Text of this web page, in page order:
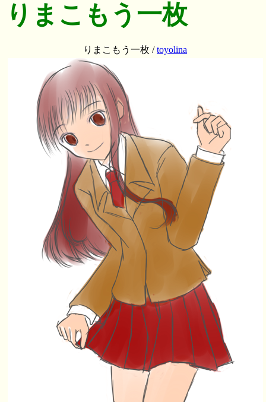
りまこもう一枚
りまこもう一枚 /toyolina